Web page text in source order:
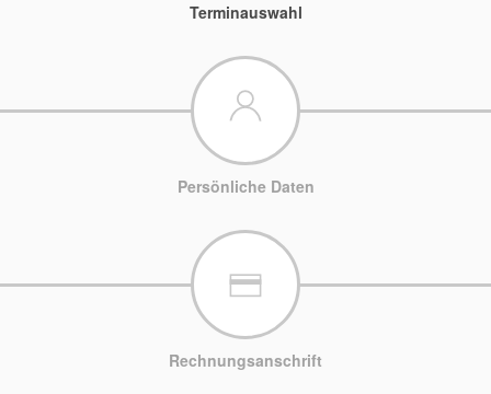
Terminauswahl
Persönliche Daten
Rechnungsanschrift